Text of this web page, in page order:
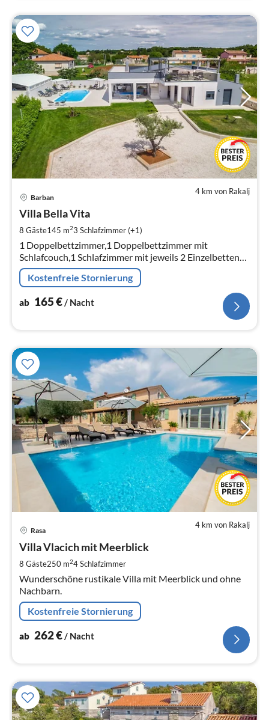
4 km von Rakalj
Barban
Villa Bella Vita
8 Gäste145 m23 Schlafzimmer (+1)
1 Doppelbettzimmer,1 Doppelbettzimmer mit
Schlafcouch,1 Schlafzimmer mit jeweils 2 Einzelbetten
sowie ein Wohnzimmer mit Schlafsofa und 4 Bäder
geeignet für bis zu 8 Personen.
Kostenfreie Stornierung
ab 165€/ Nacht
4 km von Rakalj
Rasa
Villa Vlacich mit Meerblick
8 Gäste250 m24Schlafzimmer
Wunderschöne rustikale Villa mit Meerblick und ohne
Nachbarn.
Kostenfreie Stornierung
ab 262€ / Nacht